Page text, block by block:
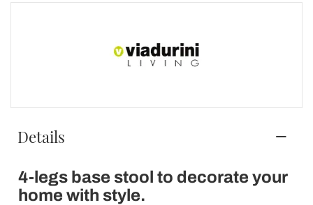
Details
4-legs base stool to decorate your
home with style.